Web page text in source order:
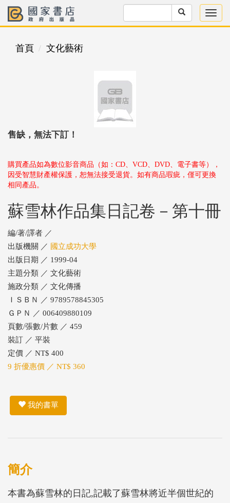
首頁 文化藝術
售缺，無法下訂！
購買產品如為數位影音商品（如：CD、VCD、DVD、電子書等），
因受智慧財產權保護，恕無法接受退貨。如有商品瑕疵，僅可更換
相同產品。
蘇雪林作品集日記卷－第十冊
編/著/譯者 ／
出版機關 ／ 國立成功大學
出版日期 ／ 1999-04
主題分類 ／ 文化藝術
施政分類 ／ 文化傳播
ＩＳＢＮ ／ 9789578845305
ＧＰＮ ／ 006409880109
頁數/張數/片數 ／ 459
裝訂 ／ 平裝
定價 ／ NT$ 400
9 折優惠價 ／ NT$ 360
我的書單
簡介
本書為蘇雪林的日記,記載了蘇雪林將近半個世紀的